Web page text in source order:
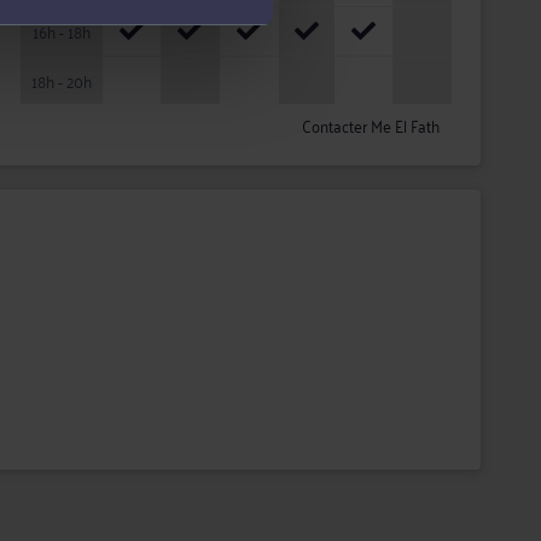
16h - 18h
18h - 20h
Contacter Me El Fath